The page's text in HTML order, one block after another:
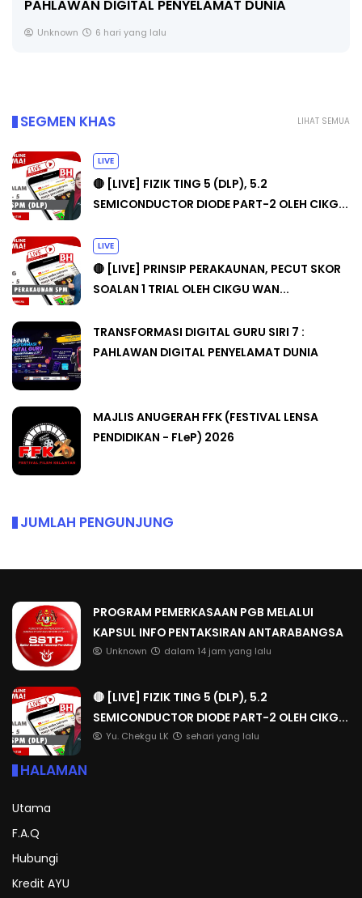
PAHLAWAN DIGITAL PENYELAMAT DUNIA
Unknown 6 hari yang lalu
LIHAT SEMUA
SEGMEN KHAS
LIVE
🔴 [LIVE] FIZIK TING 5 (DLP), 5.2
SEMICONDUCTOR DIODE PART-2 OLEH CIKG...
LIVE
🔴 [LIVE] PRINSIP PERAKAUNAN, PECUT SKOR
SOALAN 1 TRIAL OLEH CIKGU WAN...
TRANSFORMASI DIGITAL GURU SIRI 7 :
PAHLAWAN DIGITAL PENYELAMAT DUNIA
MAJLIS ANUGERAH FFK (FESTIVAL LENSA
PENDIDIKAN - FLeP) 2026
JUMLAH PENGUNJUNG
PROGRAM PEMERKASAAN PGB MELALUI
KAPSUL INFO PENTAKSIRAN ANTARABANGSA
Unknown dalam 14 jam yang lalu
🔴 [LIVE] FIZIK TING 5 (DLP), 5.2
SEMICONDUCTOR DIODE PART-2 OLEH CIKG...
Yu. Chekgu LK sehari yang lalu
HALAMAN
Utama
F.A.Q
Hubungi
Kredit AYU